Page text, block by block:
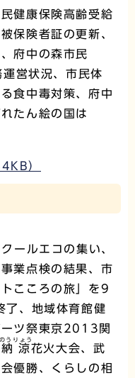
健康保険高齢受給
保険者証の更新、
府中の森市民
営状況、市民体
食中毒対策、府中
たん絵の国は
）
ールエコの集い、
業点検の結果、市
こころの旅」を9
了、地域体育館健
ーツ祭東京2013関
納涼
のうりょう
花火大会、武
優勝、くらしの相